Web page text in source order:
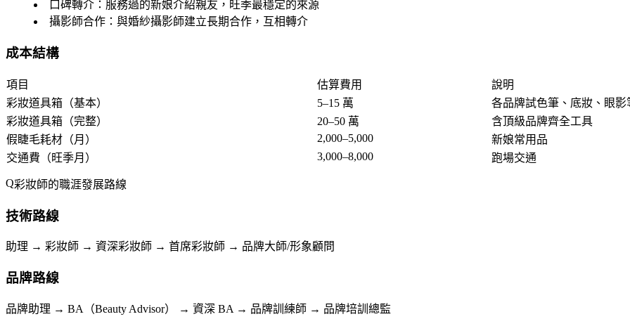
口碑轉介 ：服務過的新娘介紹親友，旺季最穩定的來源
攝影師合作 ：與婚紗攝影師建立長期合作，互相轉介
成本結構
項目 估算費用
說明
彩妝道具箱（基本）
5–15 萬
各品牌試色筆、底妝、眼影
彩妝道具箱（完整）
20–50 萬
含頂級品牌齊全工具
假睫毛耗材（月）
2,000–5,000
新娘常用品
交通費（旺季月）
3,000–8,000 跑場交通
彩妝師的職涯發展路線
技術路線
助理 → 彩妝師 → 資深彩妝師 → 首席彩妝師 → 品牌大師/形象顧問
品牌路線
品牌助理 → BA（Beauty Advisor） → 資深 BA → 品牌訓練師 → 品牌培訓總監